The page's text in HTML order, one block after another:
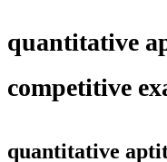
quantitative
competitive
quantitative